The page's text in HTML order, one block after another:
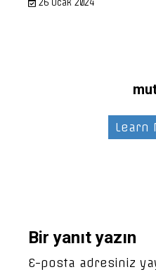
26 Ocak 2024
Learn
Bir yanıt yazın
E-posta adresiniz